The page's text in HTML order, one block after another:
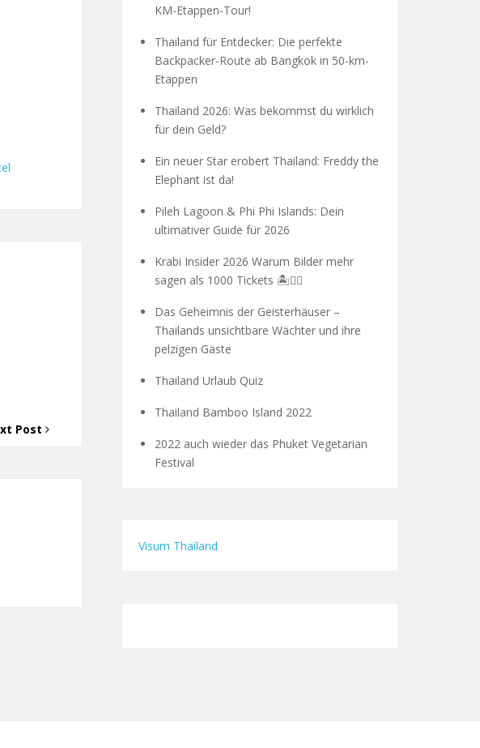
Post
KM-Etappen-Tour!
Thailand für Entdecker: Die perfekte
Backpacker-Route ab Bangkok in 50-km-
Etappen
Thailand 2026: Was bekommst du wirklich
für dein Geld?
Ein neuer Star erobert Thailand: Freddy the
Elephant ist da!
Pileh Lagoon & Phi Phi Islands: Dein
ultimativer Guide für 2026
Krabi Insider 2026 Warum Bilder mehr
sagen als 1000 Tickets 🏝️🧗‍♂️
Das Geheimnis der Geisterhäuser –
Thailands unsichtbare Wächter und ihre
pelzigen Gäste
Thailand Urlaub Quiz
Thailand Bamboo Island 2022
2022 auch wieder das Phuket Vegetarian
Festival
Visum Thailand